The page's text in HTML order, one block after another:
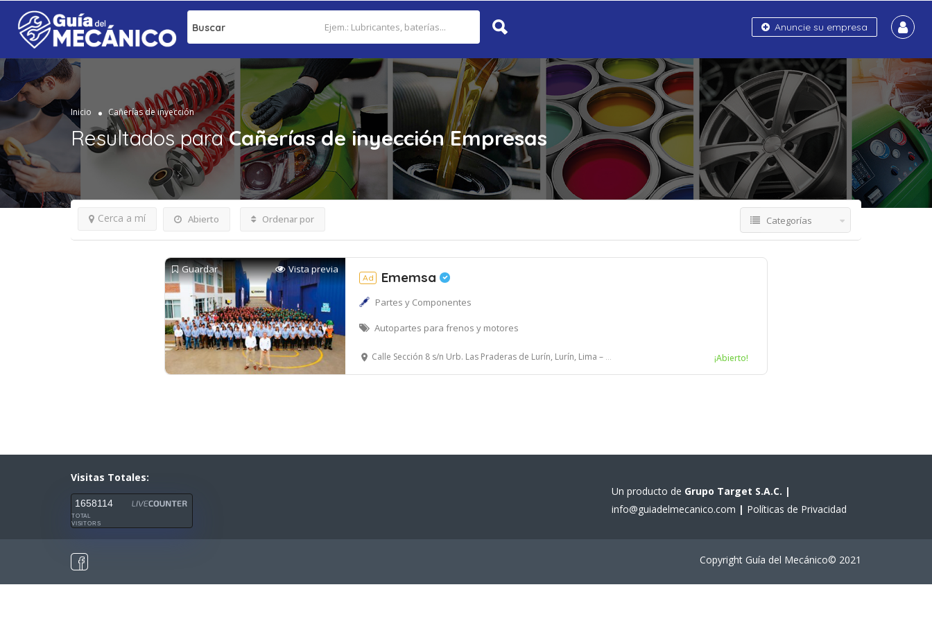
Buscar Anuncie su empresa
Inicio Cañerías de inyección
Resultados paraCañerías de inyección Empresas
Abierto
Cerca a mí Ordenar por Categorías
Guardar Vista previa
Ad Ememsa
Partes y Componentes
Autopartes para frenos y motores
Calle Sección 8 s/n Urb. Las Praderas de Lurín, Lurín, Lima – Perú. ¡Abierto!
Visitas Totales:
1658114
TOTAL
VISITORS
Un producto de Grupo Target S.A.C. |
info@guiadelmecanico.com | Políticas de Privacidad
Copyright Guía del Mecánico© 2021